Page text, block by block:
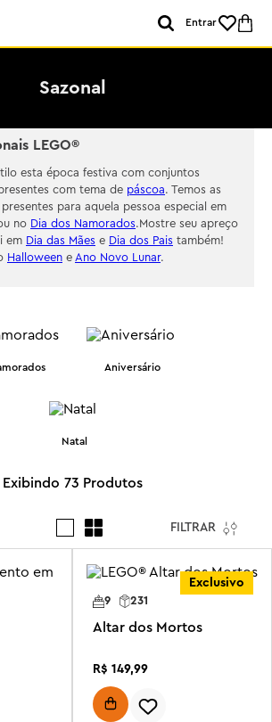
Entrar
Sazonal
LEGO®
esta época festiva com conjuntos
com tema de páscoa. Temos as
para aquela pessoa especial em
no Dia dos Namorados.Mostre seu apreço
em Dia das Mães e Dia dos Pais também!
Halloween e Ano Novo Lunar.
Aniversário
Natal
73 Produtos
FILTRAR
Exclusivo
9
231
Altar dos Mortos
R$ 149,99